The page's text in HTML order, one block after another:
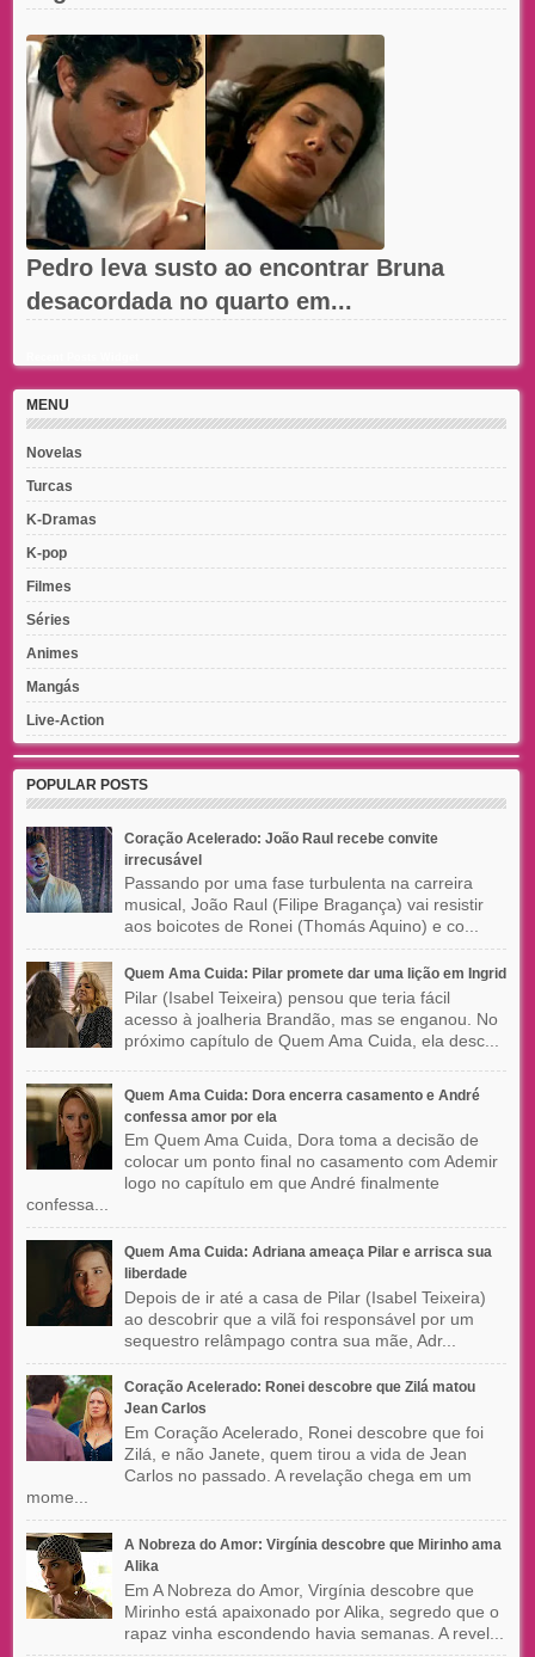
Pedro leva susto ao encontrar Bruna
desacordada no quarto em...
MENU
Novelas
Turcas
K-Dramas
K-pop
Filmes
Séries
Animes
Mangás
Live-Action
POPULAR POSTS
Coração Acelerado: João Raul recebe convite
irrecusável
Passando por uma fase turbulenta na carreira
musical, João Raul (Filipe Bragança) vai resistir
aos boicotes de Ronei (Thomás Aquino) e co...
Quem Ama Cuida: Pilar promete dar uma lição em Ingrid
Pilar (Isabel Teixeira) pensou que teria fácil
acesso à joalheria Brandão, mas se enganou. No
próximo capítulo de Quem Ama Cuida, ela desc...
Quem Ama Cuida: Dora encerra casamento e André
confessa amor por ela
Em Quem Ama Cuida, Dora toma a decisão de
colocar um ponto final no casamento com Ademir
logo no capítulo em que André finalmente
confessa...
Quem Ama Cuida: Adriana ameaça Pilar e arrisca sua
liberdade
Depois de ir até a casa de Pilar (Isabel Teixeira)
ao descobrir que a vilã foi responsável por um
sequestro relâmpago contra sua mãe, Adr...
Coração Acelerado: Ronei descobre que Zilá matou
Jean Carlos
Em Coração Acelerado, Ronei descobre que foi
Zilá, e não Janete, quem tirou a vida de Jean
Carlos no passado. A revelação chega em um
mome...
A Nobreza do Amor: Virgínia descobre que Mirinho ama
Alika
Em A Nobreza do Amor, Virgínia descobre que
Mirinho está apaixonado por Alika, segredo que o
rapaz vinha escondendo havia semanas. A revel...